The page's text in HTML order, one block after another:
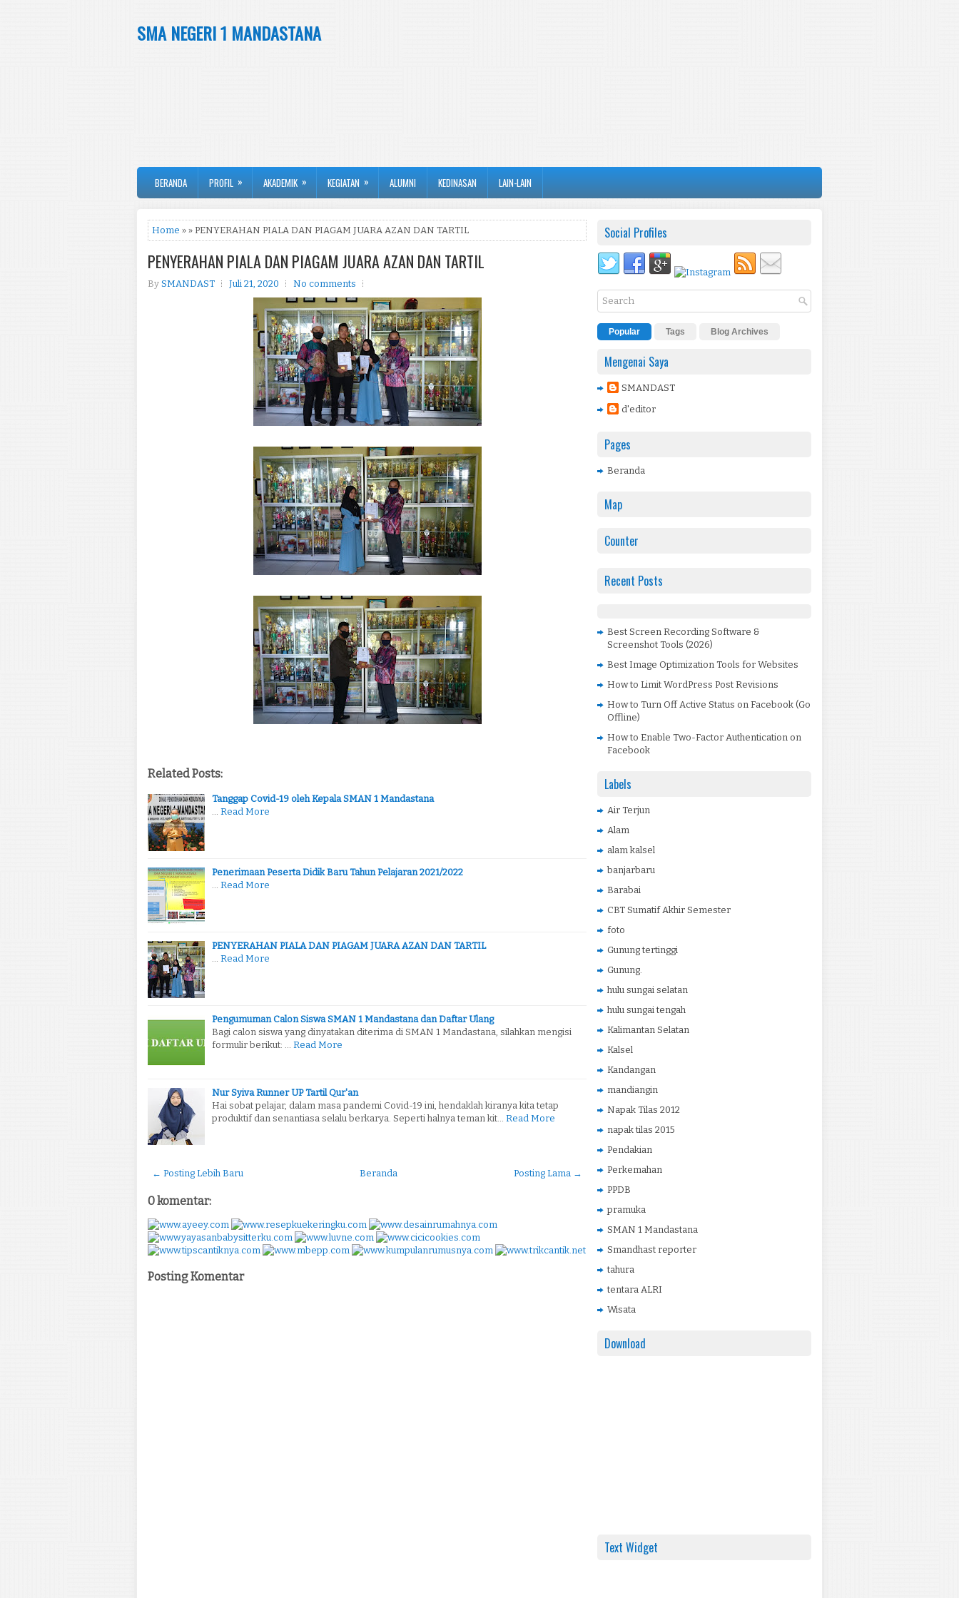
SMA NEGERI 1 MANDASTANA
BERANDA PROFIL » AKADEMIK » KEGIATAN » ALUMNI KEDINASAN LAIN-LAIN
Home » » PENYERAHAN PIALA DAN PIAGAM JUARA AZAN DAN TARTIL
PENYERAHAN PIALA DAN PIAGAM JUARA AZAN DAN TARTIL
By SMANDAST Juli 21, 2020 No comments
Related Posts:
Tanggap Covid-19 oleh Kepala SMAN 1 Mandastana
… Read More
Penerimaan Peserta Didik Baru Tahun Pelajaran 2021/2022
… Read More
PENYERAHAN PIALA DAN PIAGAM JUARA AZAN DAN TARTIL
… Read More
Pengumuman Calon Siswa SMAN 1 Mandastana dan Daftar Ulang
Bagi calon siswa yang dinyatakan diterima di SMAN 1 Mandastana, silahkan mengisi
formulir berikut: … Read More
Nur Syiva Runner UP Tartil Qur'an
Hai sobat pelajar, dalam masa pandemi Covid-19 ini, hendaklah kiranya kita tetap
produktif dan senantiasa selalu berkarya. Seperti halnya teman kit… Read More
← Posting Lebih Baru Posting Lama →
Beranda
0 komentar:
Posting Komentar
Social Profiles
Popular Tags Blog Archives
Mengenai Saya
SMANDAST
d'editor
Pages
Beranda
Map
Counter
Recent Posts
Best Screen Recording Software &
Screenshot Tools (2026)
Best Image Optimization Tools for Websites
How to Limit WordPress Post Revisions
How to Turn Off Active Status on Facebook (Go
Offline)
How to Enable Two-Factor Authentication on
Facebook
Labels
Air Terjun
Alam
alam kalsel
banjarbaru
Barabai
CBT Sumatif Akhir Semester
foto
Gunung tertinggi
Gunung.
hulu sungai selatan
hulu sungai tengah
Kalimantan Selatan
Kalsel
Kandangan
mandiangin
Napak Tilas 2012
napak tilas 2015
Pendakian
Perkemahan
PPDB
pramuka
SMAN 1 Mandastana
Smandhast reporter
tahura
tentara ALRI
Wisata
Download
Text Widget